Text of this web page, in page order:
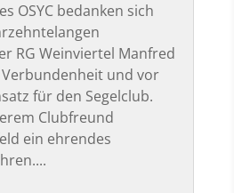
OSYC bedanken sich
RG Weinviertel Manfred
und vor
für den Segelclub.
Clubfreund
ein ehrendes